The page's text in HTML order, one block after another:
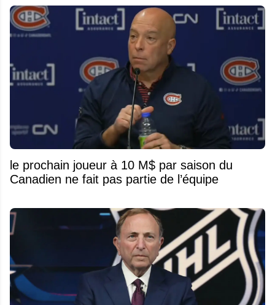
le prochain joueur à 10 M$ par saison du
Canadien ne fait pas partie de l’équipe